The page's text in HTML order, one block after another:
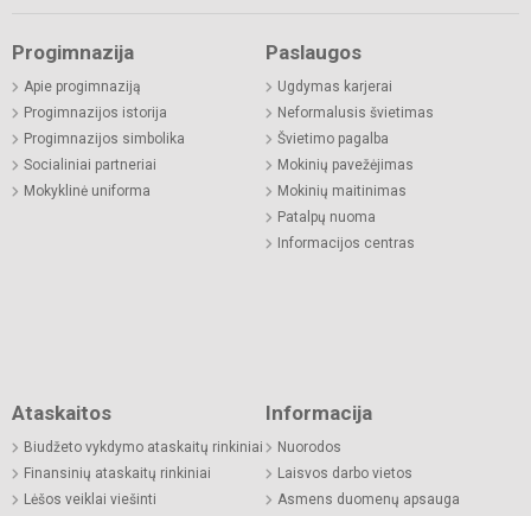
Progimnazija
Apie progimnaziją
Progimnazijos istorija
Progimnazijos simbolika
Socialiniai partneriai
Mokyklinė uniforma
Paslaugos
Ugdymas karjerai
Neformalusis švietimas
Švietimo pagalba
Mokinių pavežėjimas
Mokinių maitinimas
Patalpų nuoma
Informacijos centras
Ataskaitos
Biudžeto vykdymo ataskaitų rinkiniai
Finansinių ataskaitų rinkiniai
Lėšos veiklai viešinti
Informacija
Nuorodos
Laisvos darbo vietos
Asmens duomenų apsauga